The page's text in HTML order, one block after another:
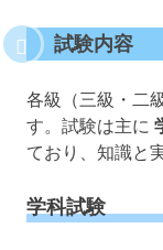
試験内容
各級（三級・二
す。試験は主に
ており、知識と
学科試験